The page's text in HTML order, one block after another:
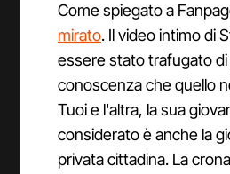
Come spiegato a
mirato. Il video intimo di
essere stato trafugato
conoscenza che quello
Tuoi e l'altra, la sua
considerato è anche la
privata cittadina. La